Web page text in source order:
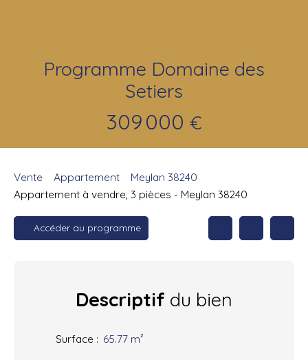
Programme Domaine des
Setiers
309 000 €
Vente Appartement
Meylan 38240
Appartement à vendre, 3 pièces - Meylan 38240
Accéder au programme
Descriptif du bien
Surface : 65.77 m²